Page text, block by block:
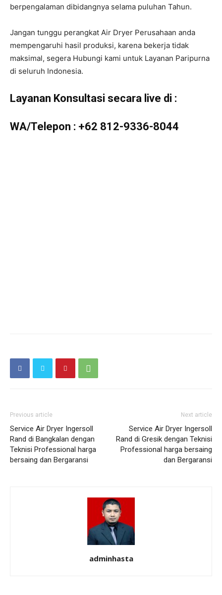
berpengalaman dibidangnya selama puluhan Tahun.
Jangan tunggu perangkat Air Dryer Perusahaan anda
mempengaruhi hasil produksi, karena bekerja tidak
maksimal, segera Hubungi kami untuk Layanan Paripurna
di seluruh Indonesia.
Layanan Konsultasi secara live di :
WA/Telepon : +62 812-9336-8044
Previous article
Service Air Dryer Ingersoll
Rand di Bangkalan dengan
Teknisi Professional harga
bersaing dan Bergaransi
Next article
Service Air Dryer Ingersoll
Rand di Gresik dengan Teknisi
Professional harga bersaing
dan Bergaransi
adminhasta